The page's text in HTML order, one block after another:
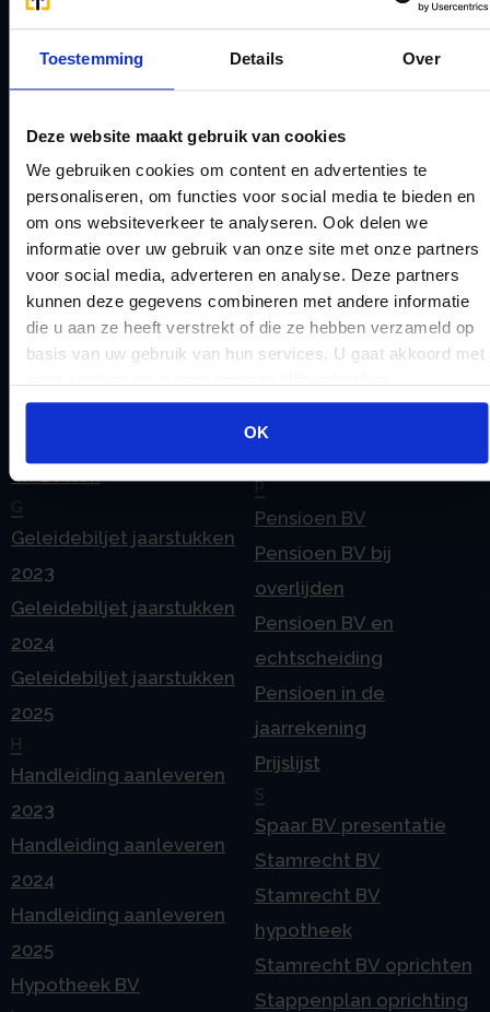
Toestemming Details Over
Deze website maakt gebruik van cookies
We gebruiken cookies om content en advertenties te
personaliseren, om functies voor social media te bieden en
om ons websiteverkeer te analyseren. Ook delen we
informatie over uw gebruik van onze site met onze partners
voor social media, adverteren en analyse. Deze partners
kunnen deze gegevens combineren met andere informatie
die u aan ze heeft verstrekt of die ze hebben verzameld op
basis van uw gebruik van hun services. U gaat akkoord met
OK
Checklist IB 2024 (PDF)
Checklist IB 2024 (Word)
Checklist IB 2025 (Word)
Contact
eHerkenning voor uw
Stamrecht BV
Emigratie
Emigratie Pensioen BV
Fiscale waardering
omzetten
G
Geleidebiljet jaarstukken
2023
Geleidebiljet jaarstukken
2024
Geleidebiljet jaarstukken
2025
H
Handleiding aanleveren
2023
Handleiding aanleveren
2024
Handleiding aanleveren
2025
Hypotheek BV
Ontbinden Stamrecht
BV
Stamrecht BV
Oprichten BV door
Overdracht vanuit
banksparen
P
Pensioen BV
Pensioen BV bij
overlijden
Pensioen BV en
echtscheiding
Pensioen in de
jaarrekening
Prijslijst
S
Spaar BV presentatie
Stamrecht BV
Stamrecht BV
hypotheek
Stamrecht BV oprichten
Stappenplan oprichting